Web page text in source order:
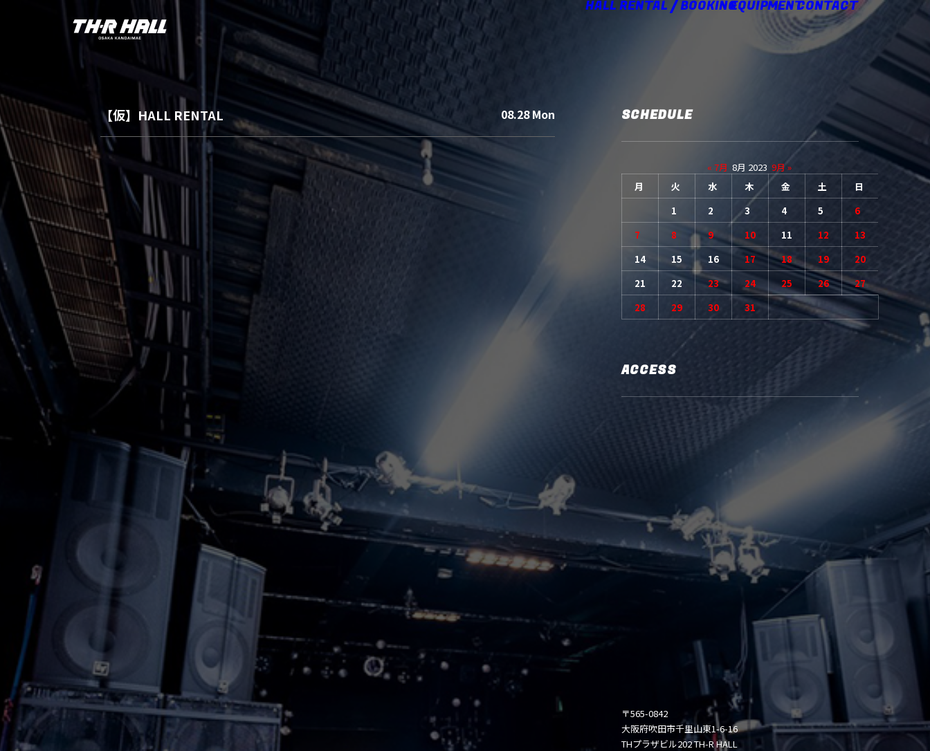
HALL RENTAL / BOOKINGEQUIPMENTCONTACT
08.28 Mon
【仮】HALL RENTAL SCHEDULE
« 7月 8月 2023 9月 »
月
火 水 木 金 土
日
1
2 3 4 5
6
7
8 9 10 11 12
13
14
15 16 17 18 19
20
21
22 23 24 25 26
27
28
29 30 31
ACCESS
〒565-0842
大阪府吹田市千里山東1-6-16
THプラザビル202 TH-R HALL